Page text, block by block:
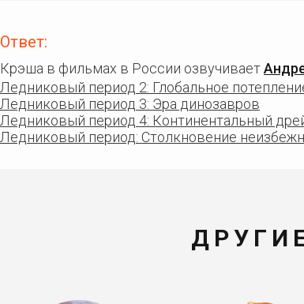
Ответ:
Крэша в фильмах в России озвучивает
Ледниковый период 2: Глобальное
Ледниковый период 3: Эра динозавров
Ледниковый период 4: Континентальный
Ледниковый период: Столкновение